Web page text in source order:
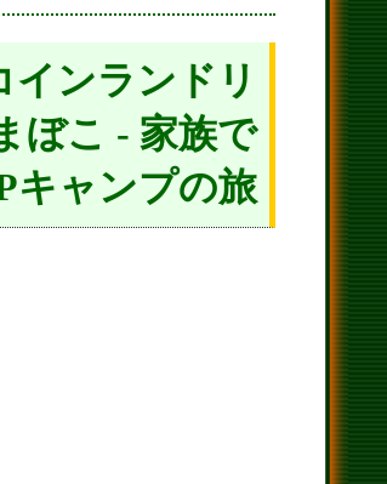
インランドリ
ぼこ - 家族で
キャンプの旅